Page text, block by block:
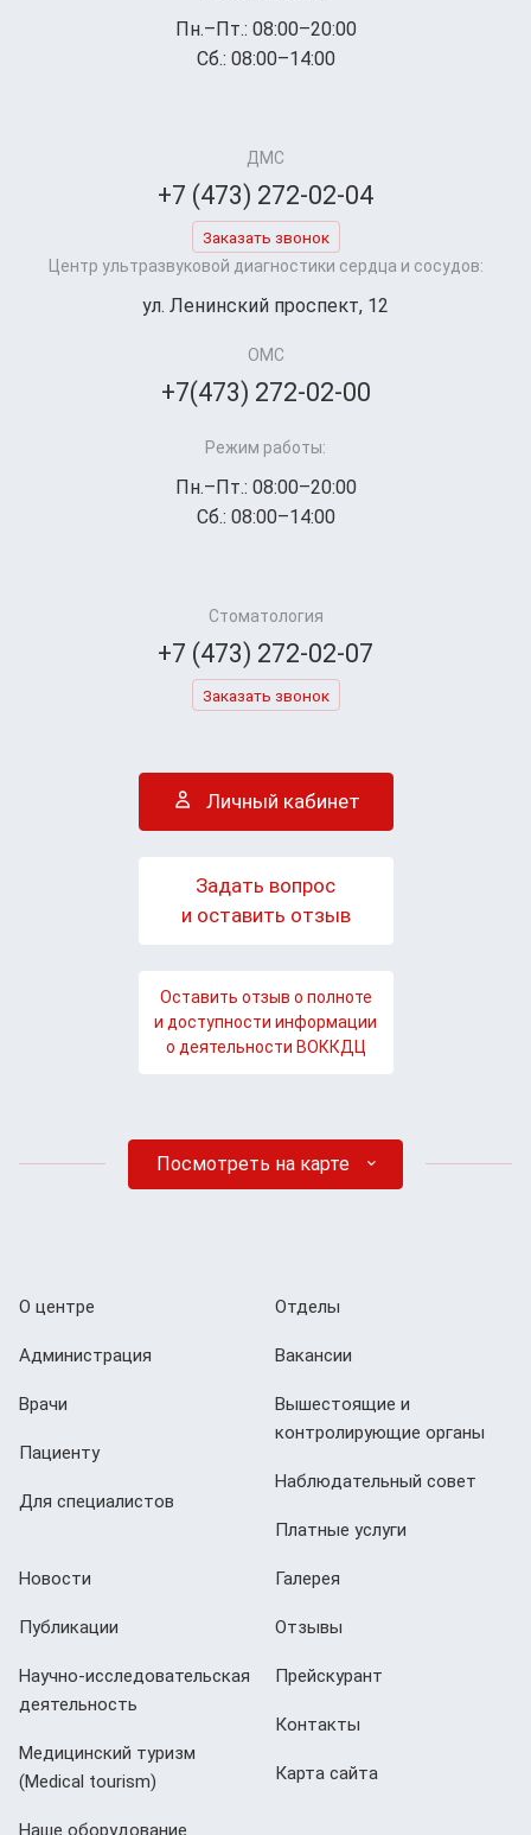
Пн.–Пт.: 08:00–20:00
Сб.: 08:00–14:00
ДМС
+7 (473) 272-02-04
Заказать звонок
Центр ультразвуковой диагностики сердца и сосудов:
ул. Ленинский проспект, 12
ОМС
+7(473) 272-02-00
Режим работы:
Пн.–Пт.: 08:00–20:00
Сб.: 08:00–14:00
Стоматология
+7 (473) 272-02-07
Заказать звонок
Личный кабинет
Задать вопрос
и оставить отзыв
Оставить отзыв о полноте
и доступности информации
о деятельности ВОККДЦ
Посмотреть на карте
О центре
Администрация
Врачи
Пациенту
Для специалистов
Отделы
Вакансии
Вышестоящие и
контролирующие органы
Наблюдательный совет
Платные услуги
Новости
Публикации
Научно-исследовательская
деятельность
Медицинский туризм
(Мedical tourism)
Наше оборудование
Галерея
Отзывы
Прейскурант
Контакты
Карта сайта